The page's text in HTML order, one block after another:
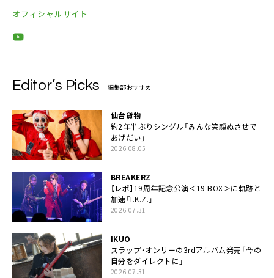
オフィシャルサイト
Editor’s Picks 編集部おすすめ
仙台貨物
約2年半ぶりシングル「みんな笑顔ぬさせで
あげだい」
2026.08.05
BREAKERZ
【レポ】19周年記念公演＜19 BOX＞に軌跡と
加速「I.K.Z.」
2026.07.31
IKUO
スラップ・オンリーの3rdアルバム発売「今の
自分をダイレクトに」
2026.07.31